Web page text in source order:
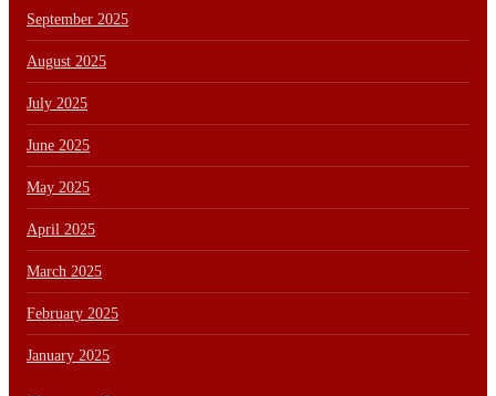
September 2025
August 2025
July 2025
June 2025
May 2025
April 2025
March 2025
February 2025
January 2025